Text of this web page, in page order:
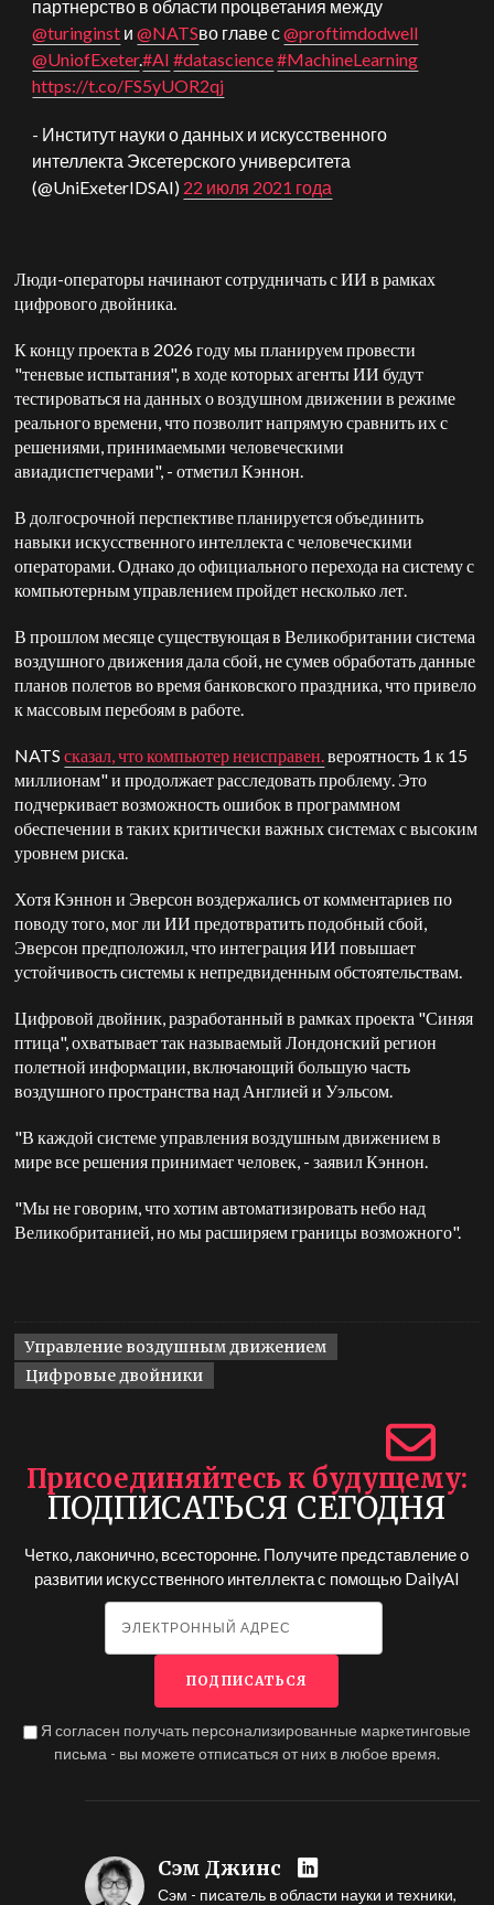
партнерство в области процветания между
@turinginst и@NATSво главе с@proftimdodwell
@UniofExeter.#AI #datascience#MachineLearning
https://t.co/FS5yUOR2qj
- Институт науки о данных и искусственного
интеллекта Эксетерского университета
(@UniExeterIDSAI) 22 июля 2021 года
Люди-операторы начинают сотрудничать с ИИ в рамках
цифрового двойника.
К концу проекта в 2026 году мы планируем провести
"теневые испытания", в ходе которых агенты ИИ будут
тестироваться на данных о воздушном движении в режиме
реального времени, что позволит напрямую сравнить их с
решениями, принимаемыми человеческими
авиадиспетчерами", - отметил Кэннон.
В долгосрочной перспективе планируется объединить
навыки искусственного интеллекта с человеческими
операторами. Однако до официального перехода на систему с
компьютерным управлением пройдет несколько лет.
В прошлом месяце существующая в Великобритании система
воздушного движения дала сбой, не сумев обработать данные
планов полетов во время банковского праздника, что привело
к массовым перебоям в работе.
NATSсказал, что компьютер неисправен.вероятность 1 к 15
миллионам" и продолжает расследовать проблему. Это
подчеркивает возможность ошибок в программном
обеспечении в таких критически важных системах с высоким
уровнем риска.
Хотя Кэннон и Эверсон воздержались от комментариев по
поводу того, мог ли ИИ предотвратить подобный сбой,
Эверсон предположил, что интеграция ИИ повышает
устойчивость системы к непредвиденным обстоятельствам.
Цифровой двойник, разработанный в рамках проекта "Синяя
птица", охватывает так называемый Лондонский регион
полетной информации, включающий большую часть
воздушного пространства над Англией и Уэльсом.
"В каждой системе управления воздушным движением в
мире все решения принимает человек, - заявил Кэннон.
"Мы не говорим, что хотим автоматизировать небо над
Великобританией, но мы расширяем границы возможного".
Управление воздушным движением
Цифровые двойники
Присоединяйтесь к будущему
ПОДПИСАТЬСЯ СЕГОДНЯ
Четко, лаконично, всесторонне. Получите представление о
развитии искусственного интеллекта с помощью DailyAI
Я согласен получать персонализированные маркетинговые
письма - вы можете отписаться от них в любое время.
Сэм Джинс
Сэм - писатель в области науки и техники,